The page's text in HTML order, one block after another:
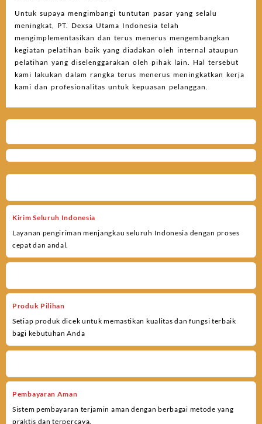
Untuk supaya mengimbangi tuntutan pasar yang selalu
meningkat, PT. Dexsa Utama Indonesia telah
mengimplementasikan dan terus menerus mengembangkan
kegiatan pelatihan baik yang diadakan oleh internal ataupun
pelatihan yang diselenggarakan oleh pihak lain. Hal tersebut
kami lakukan dalam rangka terus menerus meningkatkan kerja
kami dan profesionalitas untuk kepuasan pelanggan.
Kirim Seluruh Indonesia
Layanan pengiriman menjangkau seluruh Indonesia dengan proses
cepat dan andal.
Produk Pilihan
Setiap produk dicek untuk memastikan kualitas dan fungsi terbaik
bagi kebutuhan Anda
Pembayaran Aman
Sistem pembayaran terjamin aman dengan berbagai metode yang
praktis dan terpercaya.